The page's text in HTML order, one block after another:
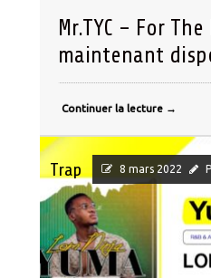
Mr.TYC – For
maintenant
Continuer la lecture →
Trap 8 mars 2022